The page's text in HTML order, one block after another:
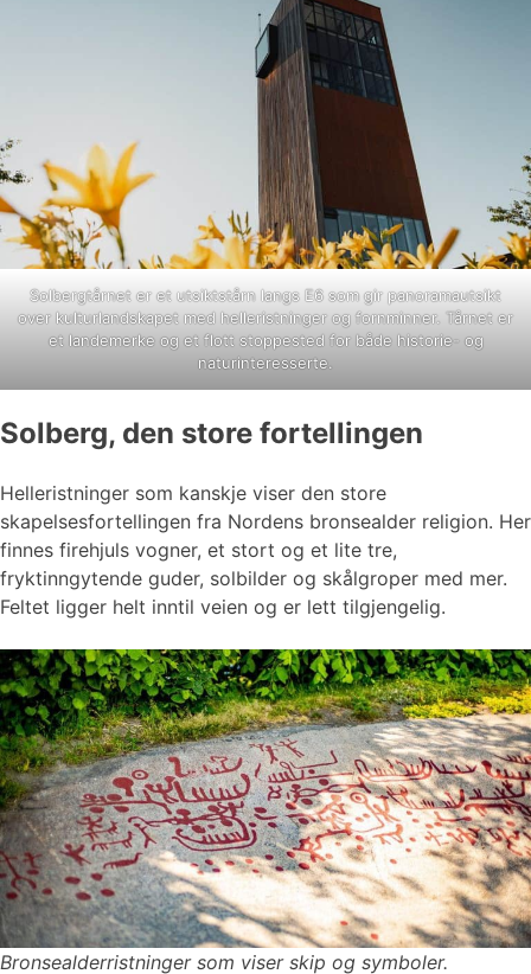
Solbergtårnet er et utsiktstårn langs E6 som gir panoramautsikt
over kulturlandskapet med helleristninger og fornminner. Tårnet er
et landemerke og et flott stoppested for både historie- og
naturinteresserte.
Solberg, den store fortellingen
Helleristninger som kanskje viser den store
skapelsesfortellingen fra Nordens bronsealder religion. Her
finnes firehjuls vogner, et stort og et lite tre,
fryktinngytende guder, solbilder og skålgroper med mer.
Feltet ligger helt inntil veien og er lett tilgjengelig.
Bronsealderristninger som viser skip og symboler.